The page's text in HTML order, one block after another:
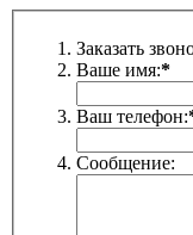
Заказать
Ваше имя:*
Ваш телефон:
Сообщение: